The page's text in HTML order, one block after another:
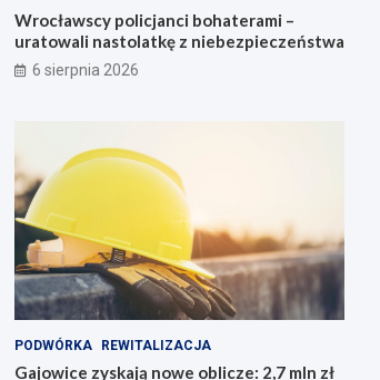
Wrocławscy policjanci bohaterami –
uratowali nastolatkę z niebezpieczeństwa
6 sierpnia 2026
PODWÓRKA REWITALIZACJA
Gajowice zyskają nowe oblicze: 2,7 mln zł